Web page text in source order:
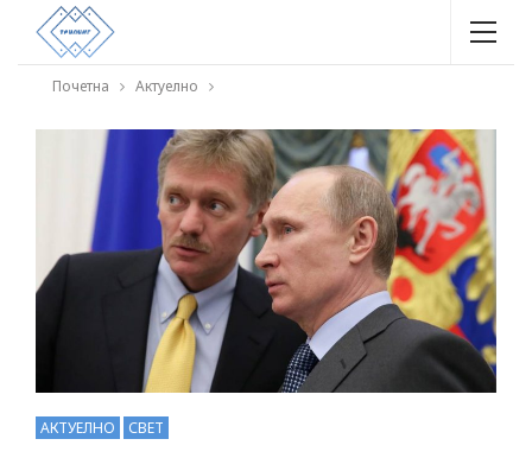
Почетна Актуелно
АКТУЕЛНО СВЕТ